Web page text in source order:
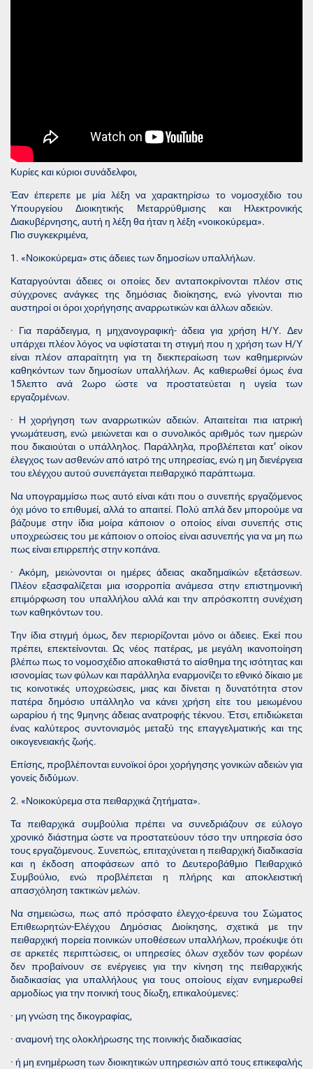
Κυρίες και κύριοι συνάδελφοι,
Έαν έπερεπε με μία λέξη να χαρακτηρίσω το νομοσχέδιο του
Υπουργείου Διοικητικής Μεταρρύθμισης και Ηλεκτρονικής
Διακυβέρνησης, αυτή η λέξη θα ήταν η λέξη «νοικοκύρεμα».
Πιο συγκεκριμένα,
1. «Νοικοκύρεμα» στις άδειες των δημοσίων υπαλλήλων.
Καταργούνται άδειες οι οποίες δεν ανταποκρίνονται πλέον στις
σύγχρονες ανάγκες της δημόσιας διοίκησης, ενώ γίνονται πιο
αυστηροί οι όροι χορήγησης αναρρωτικών και άλλων αδειών.
· Για παράδειγμα, η μηχανογραφική- άδεια για χρήση Η/Υ. Δεν
υπάρχει πλέον λόγος να υφίσταται τη στιγμή που η χρήση των Η/Υ
είναι πλέον απαραίτητη για τη διεκπεραίωση των καθημερινών
καθηκόντων των δημοσίων υπαλλήλων. Ας καθιερωθεί όμως ένα
15λεπτο ανά 2ωρο ώστε να προστατεύεται η υγεία των
εργαζομένων.
· Η χορήγηση των αναρρωτικών αδειών. Απαιτείται πια ιατρική
γνωμάτευση, ενώ μειώνεται και ο συνολικός αριθμός των ημερών
που δικαιούται ο υπάλληλος. Παράλληλα, προβλέπεται κατ’ οίκον
έλεγχος των ασθενών από ιατρό της υπηρεσίας, ενώ η μη διενέργεια
του ελέγχου αυτού συνεπάγεται πειθαρχικό παράπτωμα.
Να υπογραμμίσω πως αυτό είναι κάτι που ο συνεπής εργαζόμενος
όχι μόνο το επιθυμεί, αλλά το απαιτεί. Πολύ απλά δεν μπορούμε να
βάζουμε στην ίδια μοίρα κάποιον ο οποίος είναι συνεπής στις
υποχρεώσεις του με κάποιον ο οποίος είναι ασυνεπής για να μη πω
πως είναι επιρρεπής στην κοπάνα.
· Ακόμη, μειώνονται οι ημέρες άδειας ακαδημαϊκών εξετάσεων.
Πλέον εξασφαλίζεται μια ισορροπία ανάμεσα στην επιστημονική
επιμόρφωση του υπαλλήλου αλλά και την απρόσκοπτη συνέχιση
των καθηκόντων του.
Την ίδια στιγμή όμως, δεν περιορίζονται μόνο οι άδειες. Εκεί που
πρέπει, επεκτείνονται. Ως νέος πατέρας, με μεγάλη ικανοποίηση
βλέπω πως το νομοσχέδιο αποκαθιστά το αίσθημα της ισότητας και
ισονομίας των φύλων και παράλληλα εναρμονίζει το εθνικό δίκαιο με
τις κοινοτικές υποχρεώσεις, μιας και δίνεται η δυνατότητα στον
πατέρα δημόσιο υπάλληλο να κάνει χρήση είτε του μειωμένου
ωραρίου ή της 9μηνης άδειας ανατροφής τέκνου. Έτσι, επιδιώκεται
ένας καλύτερος συντονισμός μεταξύ της επαγγελματικής και της
οικογενειακής ζωής.
Επίσης, προβλέπονται ευνοϊκοί όροι χορήγησης γονικών αδειών για
γονείς διδύμων.
2. «Νοικοκύρεμα στα πειθαρχικά ζητήματα».
Τα πειθαρχικά συμβούλια πρέπει να συνεδριάζουν σε εύλογο
χρονικό διάστημα ώστε να προστατεύουν τόσο την υπηρεσία όσο
τους εργαζόμενους. Συνεπώς, επιταχύνεται η πειθαρχική διαδικασία
και η έκδοση αποφάσεων από το Δευτεροβάθμιο Πειθαρχικό
Συμβούλιο, ενώ προβλέπεται η πλήρης και αποκλειστική
απασχόληση τακτικών μελών.
Να σημειώσω, πως από πρόσφατο έλεγχο-έρευνα του Σώματος
Επιθεωρητών-Ελέγχου Δημόσιας Διοίκησης, σχετικά με την
πειθαρχική πορεία ποινικών υποθέσεων υπαλλήλων, προέκυψε ότι
σε αρκετές περιπτώσεις, οι υπηρεσίες όλων σχεδόν των φορέων
δεν προβαίνουν σε ενέργειες για την κίνηση της πειθαρχικής
διαδικασίας για υπαλλήλους για τους οποίους είχαν ενημερωθεί
αρμοδίως για την ποινική τους δίωξη, επικαλούμενες:
· μη γνώση της δικογραφίας,
· αναμονή της ολοκλήρωσης της ποινικής διαδικασίας
· ή μη ενημέρωση των διοικητικών υπηρεσιών από τους επικεφαλής